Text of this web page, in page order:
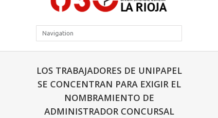
LOS TRABAJADORES DE UNIPAPEL
SE CONCENTRAN PARA EXIGIR EL
NOMBRAMIENTO DE
ADMINISTRADOR CONCURSAL